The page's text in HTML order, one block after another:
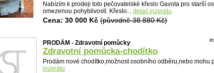
Nabízím k prodeji toto pečovatelské křeslo Gavota pro starší
omezenou pohyblivostí. Křeslo... detail inzerátu
Cena: 30 000 Kč (původně 38 880 Kč)
PRODÁM - Zdravotní pomůcky
Zdravotní pomůcka-chodítko
Prodám nové chodítko,možnost osobního odběru,nebo mohu
inzerátu